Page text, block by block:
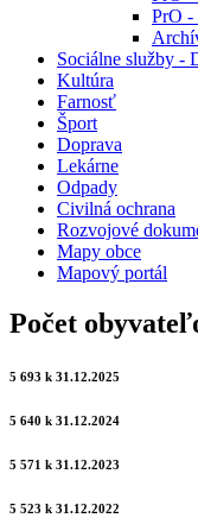
PrO -
Sociálne služby -
Kultúra
Farnosť
Šport
Doprava
Lekárne
Odpady
Civilná ochrana
Rozvojové
Mapy obce
Mapový portál
Počet
5 693 k 31.12.2025
5 640 k 31.12.2024
5 571 k 31.12.2023
5 523 k 31.12.2022